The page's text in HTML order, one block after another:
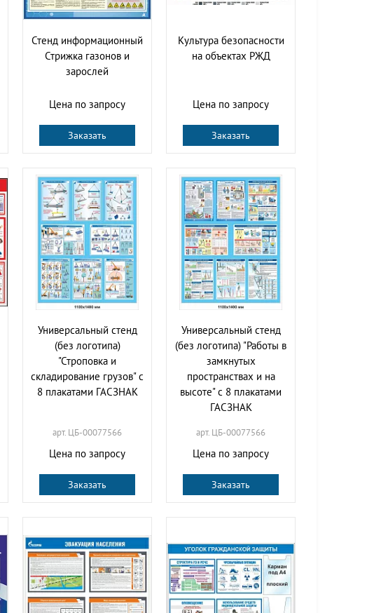
Стенд информационный
Стрижка газонов и
зарослей
Цена по запросу
Заказать
Культура безопасности
на объектах РЖД
Цена по запросу
Заказать
Универсальный стенд
(без логотипа)
"Строповка и
складирование грузов" с
8 плакатами ГАСЗНАК
арт. ЦБ-00077566
Цена по запросу
Заказать
Универсальный стенд
(без логотипа) "Работы в
замкнутых
пространствах и на
высоте" с 8 плакатами
ГАСЗНАК
арт. ЦБ-00077566
Цена по запросу
Заказать